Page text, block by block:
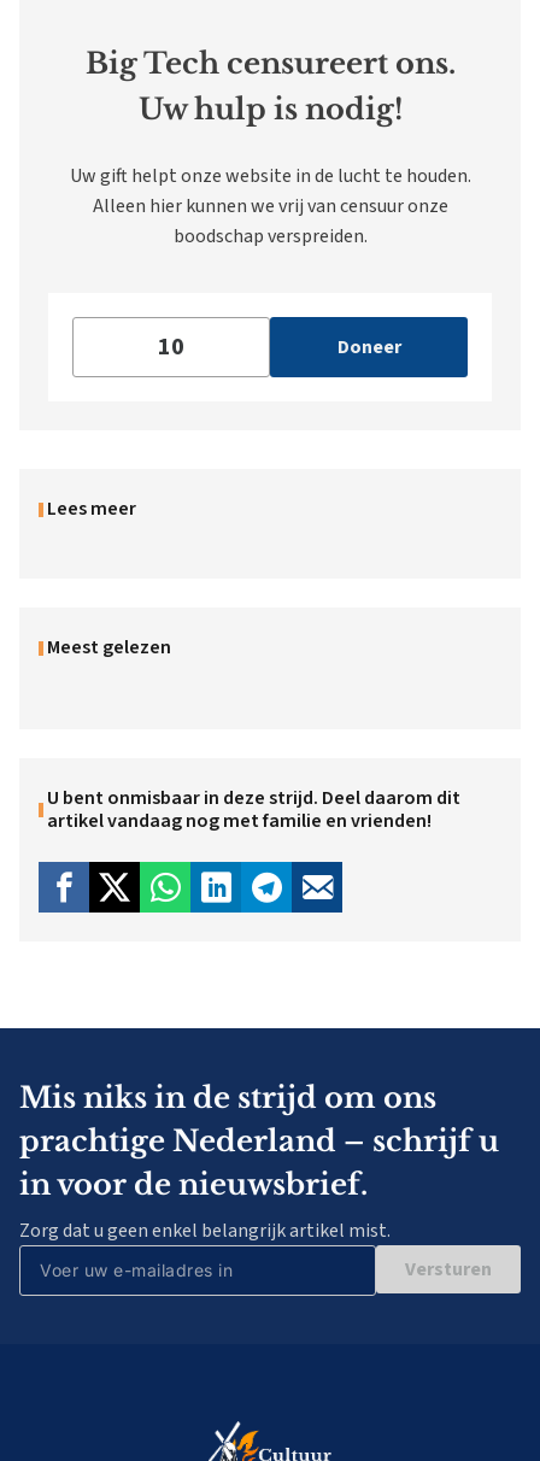
Big Tech censureert ons.
Uw hulp is nodig!
Uw gift helpt onze website in de lucht te houden.
Alleen hier kunnen we vrij van censuur onze
boodschap verspreiden.
Doneer
Lees meer
Meest gelezen
U bent onmisbaar in deze strijd. Deel daarom dit
artikel vandaag nog met familie en vrienden!
Mis niks in de strijd om ons
prachtige Nederland – schrijf u
in voor de nieuwsbrief.
Zorg dat u geen enkel belangrijk artikel mist.
Versturen